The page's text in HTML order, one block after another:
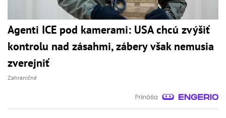
Agenti ICE pod kamerami: USA chcú zvýšiť
kontrolu nad zásahmi, zábery však nemusia
zverejniť
Zahraničné